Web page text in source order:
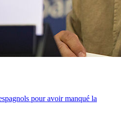
pour avoir manqué la